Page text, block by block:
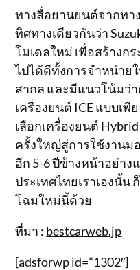
ทางสื่อยานยนต์จากทา
ทิศทางเดียวกันว่า
โมเดลใหม่ เพื่อสร้าง
ไปได้ดีทั้งการจำหน่าย
สากล และมีแนวโน้มว่
เครื่องยนต์ ICE แบบเ
เลือกเครื่องยนต์
ครั้งใหญ่สู่การใช้งานม
อีก 5-6 ปีข้างหน้าอย่า
ประเทศไทยเราเองนั้
โฉมใหม่นี้ด้วย
ที่มา : bestcarweb.jp
[adsforwp id=”1302″]